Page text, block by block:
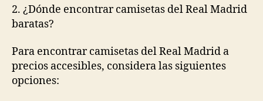
2. ¿Dónde encontrar camisetas del Real Madrid
baratas?
Para encontrar camisetas del Real Madrid a
precios accesibles, considera las siguientes
opciones: